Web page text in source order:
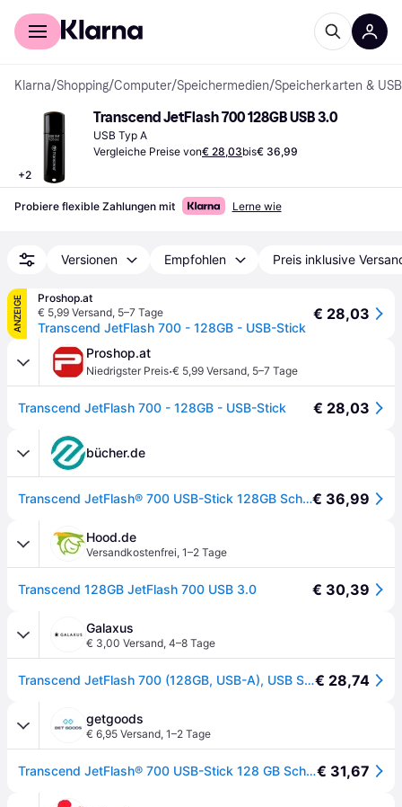
Für Shopper
Klarna/Shopping/Computer/Speichermedien/Speicherkarten &
+2
Transcend JetFlash 700 128GB USB 3.0
USB Typ A
Vergleiche Preise von€ 28,03bis€ 36,99
Probiere flexible Zahlungen mit Lerne wie
Versionen Empfohlen Preis inklusive
ANZEIGE
Proshop.at
€ 5,99 Versand, 5–7 Tage
Transcend JetFlash 700 - 128GB - USB-Stick
€ 28,03
Proshop.at
Niedrigster Preis·€ 5,99 Versand, 5–7 Tage
Transcend JetFlash 700 - 128GB - USB-Stick € 28,03
bücher.de
Transcend JetFlash® 700 USB-Stick 128GB Schwarz TS128GJF700 USB-A (USB 3.2 Gen 1)€ 36,99
Hood.de
Versandkostenfrei, 1–2 Tage
Transcend 128GB JetFlash 700 USB 3.0 € 30,39
Galaxus
€ 3,00 Versand, 4–8 Tage
Transcend JetFlash 700 (128GB, USB-A), USB Stick, Schwarz€ 28,74
getgoods
€ 6,95 Versand, 1–2 Tage
Transcend JetFlash® 700 USB-Stick 128 GB Schwarz TS128GJF700 USB-A (USB 3.2 Gen 1)€ 31,67